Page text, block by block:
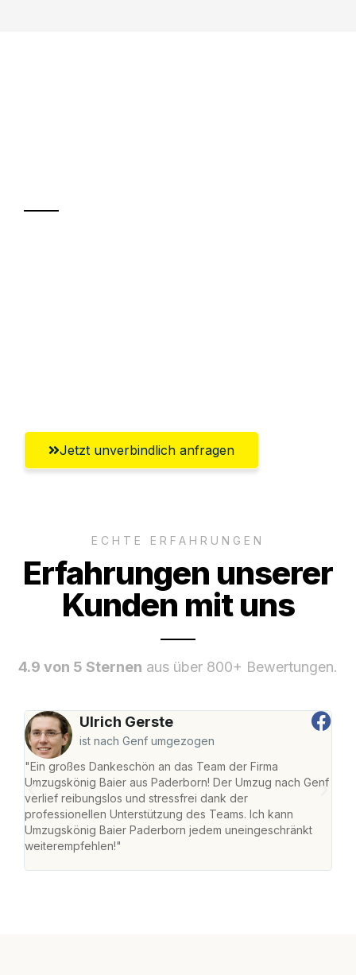
Jetzt unverbindlich anfragen
ECHTE ERFAHRUNGEN
Erfahrungen unserer
Kunden mit uns
4.9 von 5 Sternen aus über 800+ Bewertungen.
Ulrich Gerste
ist nach Genf umgezogen
"Ein großes Dankeschön an das Team der Firma
Umzugskönig Baier aus Paderborn! Der Umzug nach Genf
verlief reibungslos und stressfrei dank der
professionellen Unterstützung des Teams. Ich kann
Umzugskönig Baier Paderborn jedem uneingeschränkt
weiterempfehlen!"